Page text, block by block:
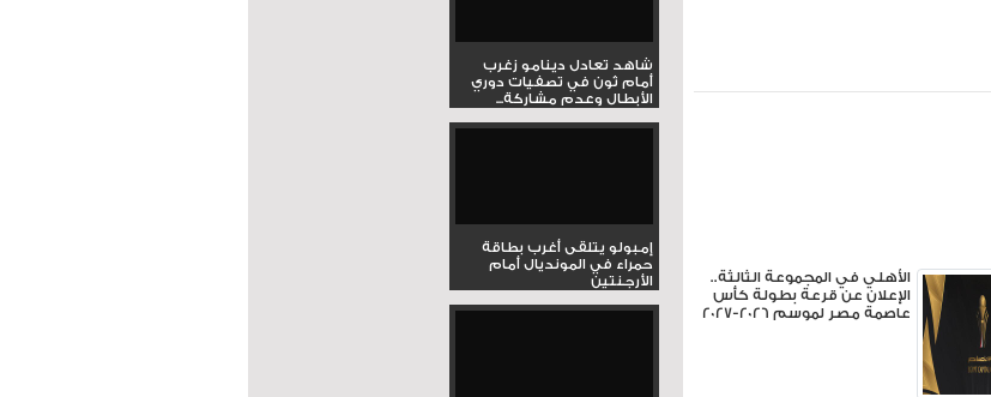
الأهلي في المجموعة الثالثة..
الإعلان عن قرعة بطولة كأس
عاصمة مصر لموسم 2026-2027
شاهد تعادل دينامو زغرب
أمام ثون في تصفيات دوري
الأبطال وعدم مشاركة...
إمبولو يتلقى أغرب بطاقة
حمراء في المونديال أمام
الأرجنتين